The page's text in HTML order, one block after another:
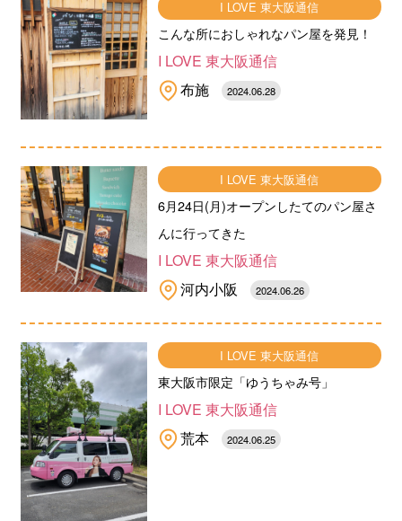
I LOVE 東大阪通信
こんな所におしゃれなパン屋を発見！
I LOVE 東大阪通信
布施
2024.06.28
I LOVE 東大阪通信
6月24日(月)オープンしたてのパン屋さ
んに行ってきた
I LOVE 東大阪通信
河内小阪
2024.06.26
I LOVE 東大阪通信
東大阪市限定「ゆうちゃみ号」
I LOVE 東大阪通信
荒本
2024.06.25